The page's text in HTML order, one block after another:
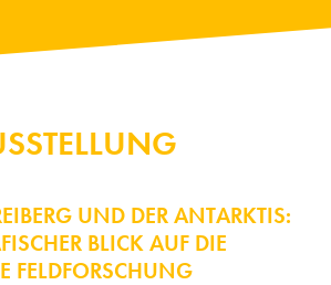
UND DER ANTARKTIS:
BLICK AUF DIE
FELDFORSCHUNG